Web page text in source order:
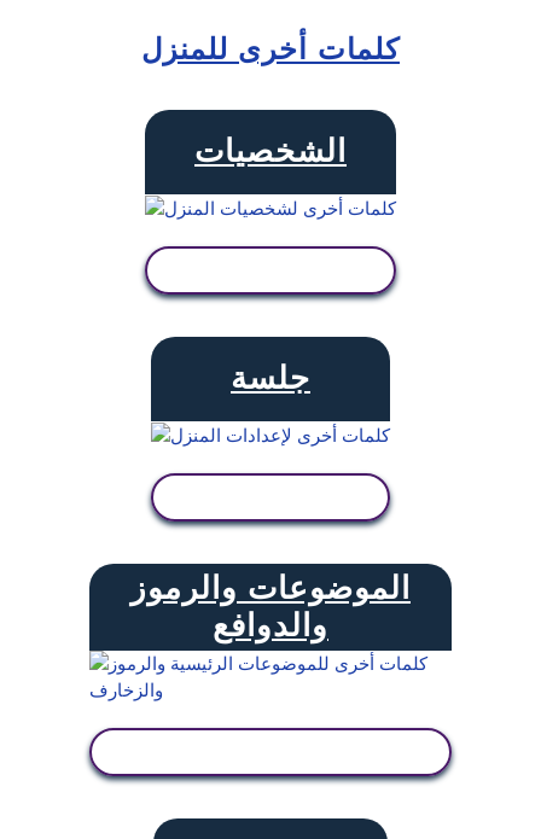
كلمات أخرى للمنزل
الشخصيات
جلسة
الموضوعات والرموز
والدوافع